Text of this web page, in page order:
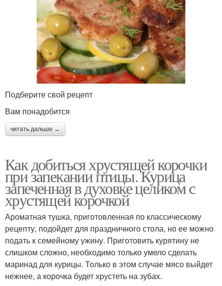
Подберите свой рецепт
Вам понадобится
читать дальше →
Как добиться хрустящей корочки
при запекании птицы. Курица
запеченная в духовке целиком с
хрустящей корочкой
Ароматная тушка, приготовленная по классическому
рецепту, подойдет для праздничного стола, но ее можно
подать к семейному ужину. Приготовить курятину не
слишком сложно, необходимо только умело сделать
маринад для курицы. Только в этом случае мясо выйдет
нежнее, а корочка будет хрустеть на зубах.